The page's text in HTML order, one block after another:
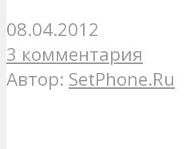
08.04.2012
3 комментария
Автор: SetPhone.Ru